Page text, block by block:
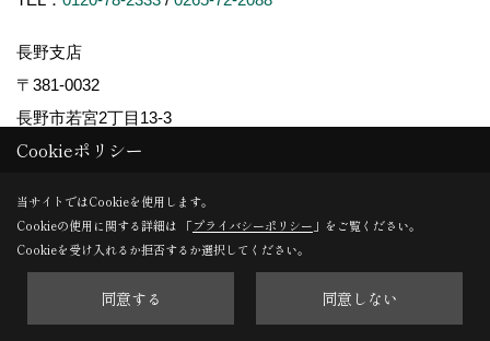
長野支店
〒381-0032
長野市若宮2丁目13-3
TEL：026-254-5585
松本支店
〒390-0852
松本市島立940-1
0263-40-5002
Cookieポリシー
当サイトではCookieを使用します。
Cookieの使用に関する詳細は 「プライバシーポリシー 」をご覧ください。
Cookieを受け入れるか拒否するか選択してください。
同意する 同意しない